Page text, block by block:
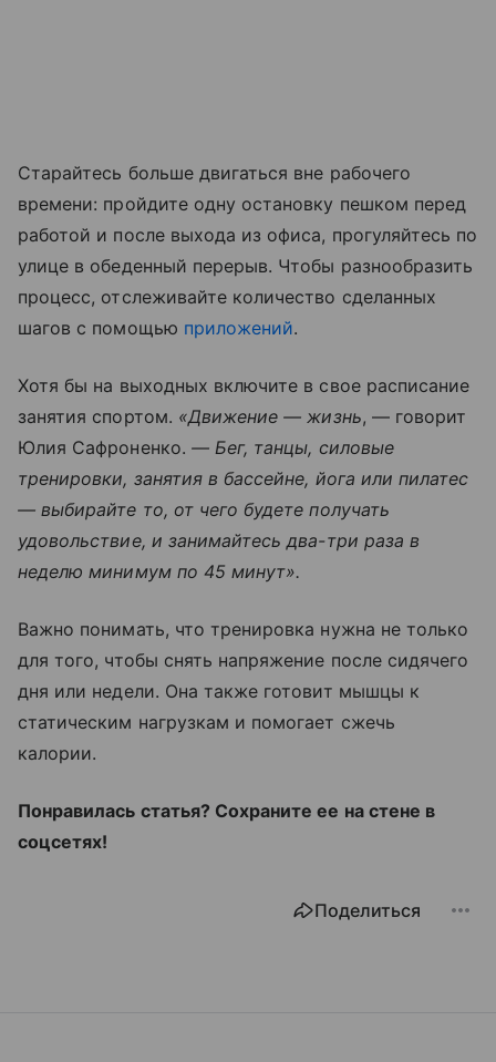
Старайтесь больше двигаться вне рабочего
времени: пройдите одну остановку пешком перед
работой и после выхода из офиса, прогуляйтесь по
улице в обеденный перерыв. Чтобы разнообразить
процесс, отслеживайте количество сделанных
шагов с помощью приложений.
Хотя бы на выходных включите в свое расписание
занятия спортом. «Движение — жизнь, — говорит
Юлия Сафроненко. — Бег, танцы, силовые
тренировки, занятия в бассейне, йога или пилатес
— выбирайте то, от чего будете получать
удовольствие, и занимайтесь два-три раза в
неделю минимум по 45 минут».
Важно понимать, что тренировка нужна не только
для того, чтобы снять напряжение после сидячего
дня или недели. Она также готовит мышцы к
статическим нагрузкам и помогает сжечь
калории.
Понравилась статья? Cохраните ее на стене в
соцсетях!
Поделиться